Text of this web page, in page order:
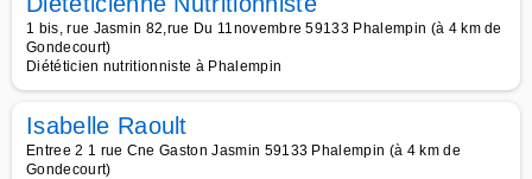
1 bis, rue Jasmin 82,rue Du 11novembre 59133 Phalempin (à 4 km de
Gondecourt)
Diététicien nutritionniste à Phalempin
Isabelle Raoult
Entree 2 1 rue Cne Gaston Jasmin 59133 Phalempin (à 4 km de
Gondecourt)